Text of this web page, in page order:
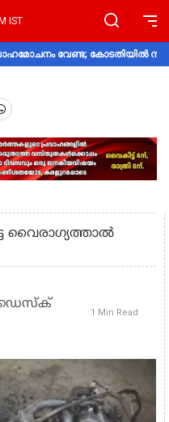
IST
വേണ്ട; കോടതിയിൽ
വൈരാഗ്യത്താൽ
ഡെസ്‌ക്
1 Min Read